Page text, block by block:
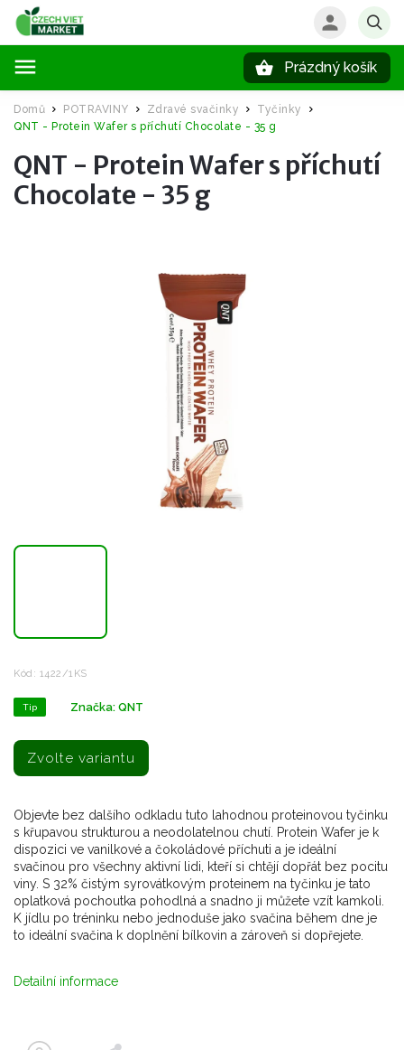
Prázdný košík
Domů / POTRAVINY / Zdravé svačinky / Tyčinky
/
QNT - Protein Wafer s příchutí Chocolate - 35 g
QNT - Protein Wafer s příchutí
Chocolate - 35 g
Kód: 1422/1KS
Tip Značka: QNT
Zvolte variantu
Objevte bez dalšího odkladu tuto lahodnou proteinovou tyčinku
s křupavou strukturou a neodolatelnou chutí. Protein Wafer je k
dispozici ve vanilkové a čokoládové příchuti a je ideální
svačinou pro všechny aktivní lidi, kteří si chtějí dopřát bez pocitu
viny. S 32% čistým syrovátkovým proteinem na tyčinku je tato
oplatková pochoutka pohodlná a snadno ji můžete vzít kamkoli.
K jídlu po tréninku nebo jednoduše jako svačina během dne je
to ideální svačina k doplnění bílkovin a zároveň si dopřejete.
Detailní informace